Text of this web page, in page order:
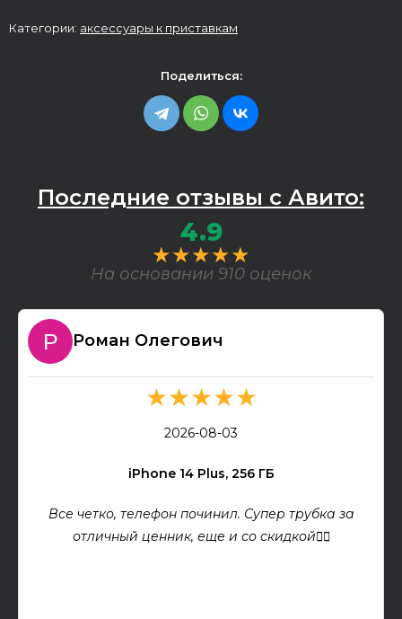
Категории: аксессуары к приставкам
Поделиться:
Последние отзывы с Авито:
4.9
★★★★★
На основании 910 оценок
Роман Олегович
★★★★★
2026-08-03
iPhone 14 Plus, 256 ГБ
Все четко, телефон починил. Супер трубка за
отличный ценник, еще и со скидкой👍🏻